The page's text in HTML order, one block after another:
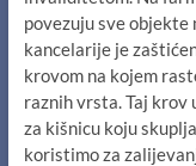
povezuju sve objekte
kancelarije je
krovom na kojem
raznih vrsta. Taj krov
za kišnicu koju
koristimo za